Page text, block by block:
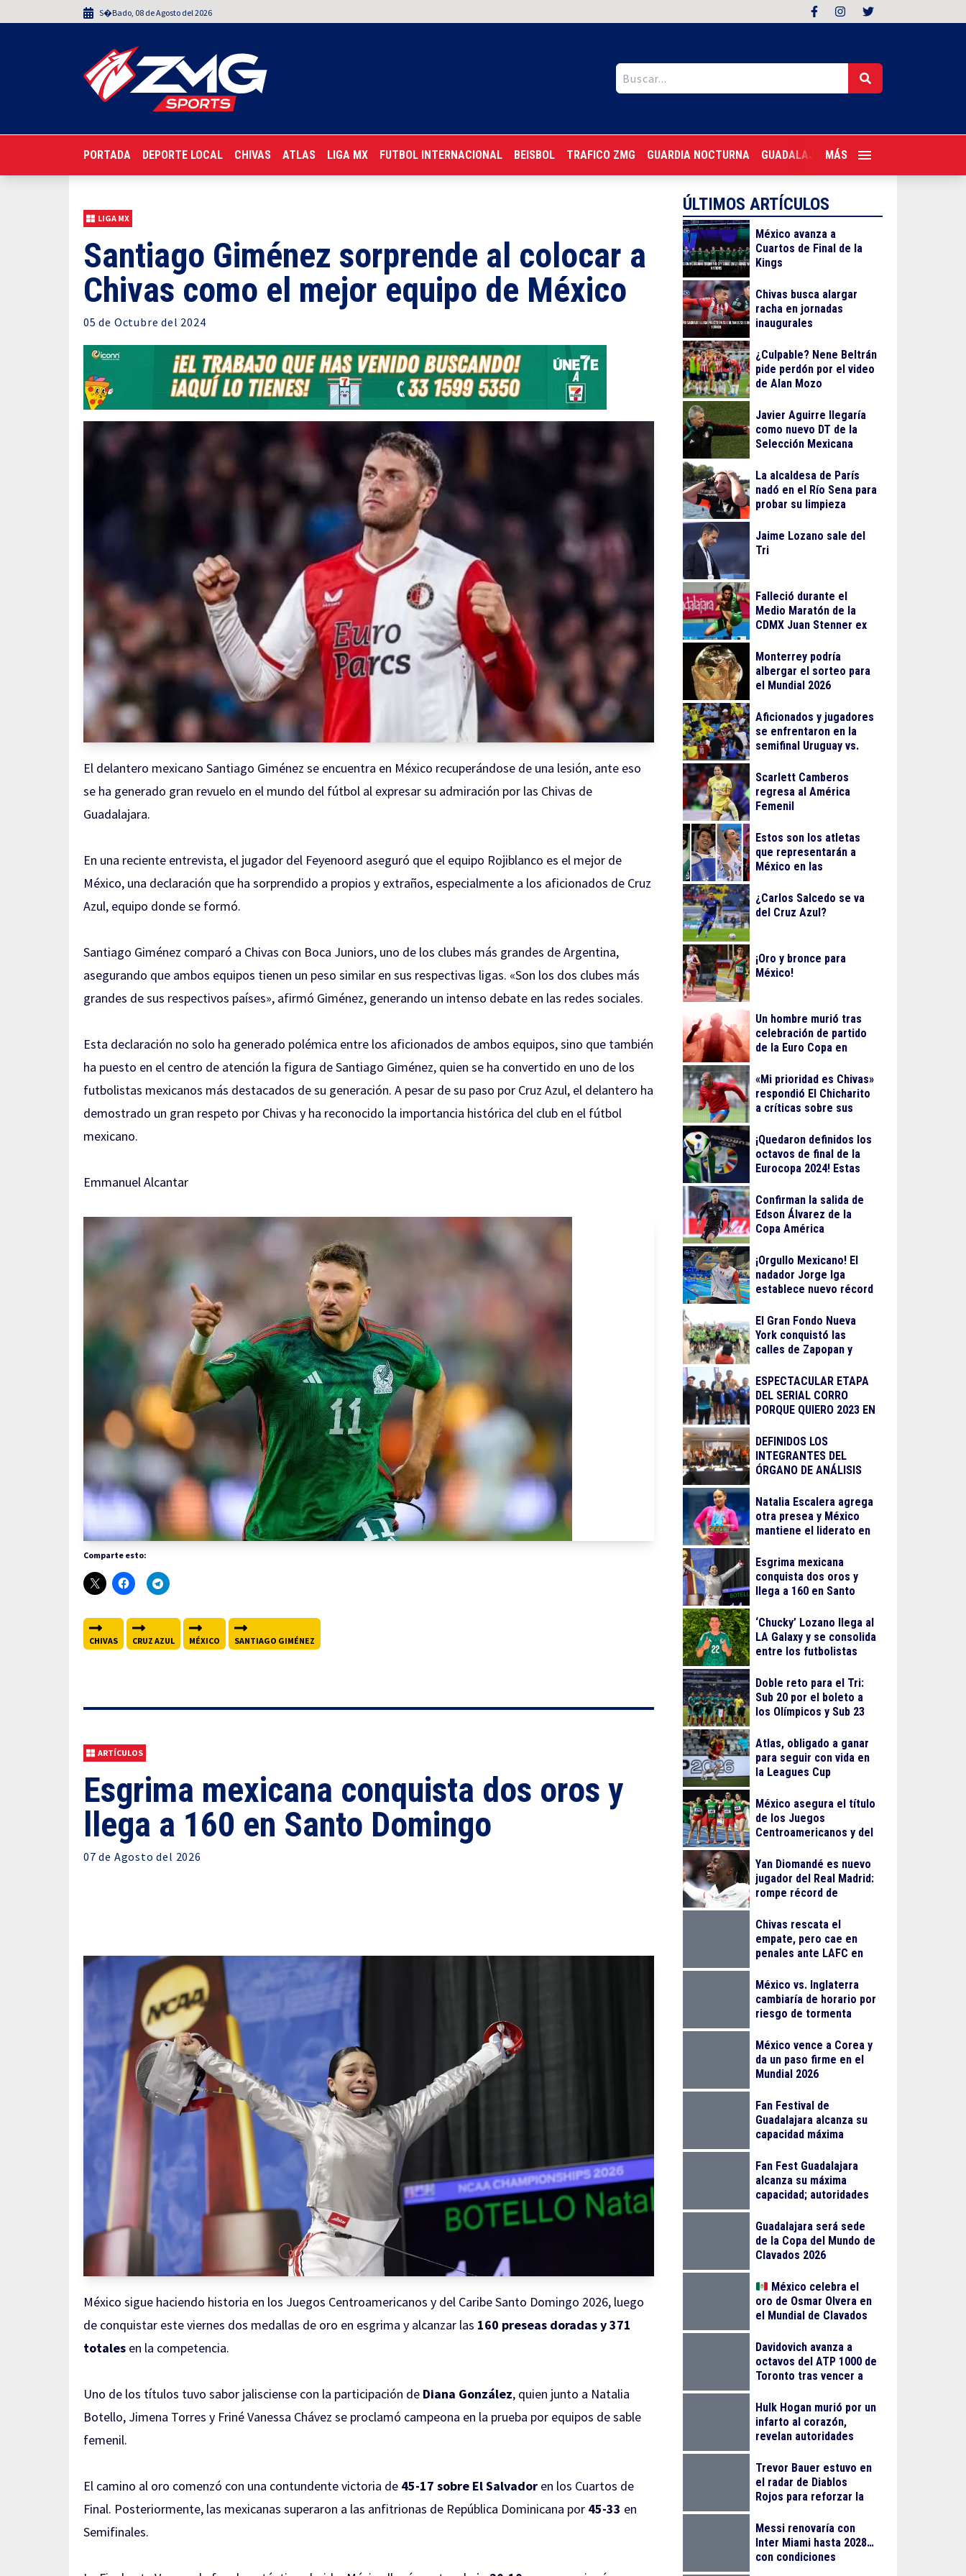
S�bado, 08 deAgosto del 2026
PORTADA DEPORTE LOCAL CHIVAS ATLAS LIGA MX FUTBOL INTERNACIONAL BEISBOL TRAFICO ZMG GUARDIA NOCTURNA GUADALAJARA FOLLOW
MÁS
LIGA MX
Santiago Giménez sorprende al colocar a
Chivas como el mejor equipo de México
05 de Octubre del 2024
El delantero mexicano Santiago Giménez se encuentra en México recuperándose de una lesión, ante eso
se ha generado gran revuelo en el mundo del fútbol al expresar su admiración por las Chivas de
Guadalajara.
En una reciente entrevista, el jugador del Feyenoord aseguró que el equipo Rojiblanco es el mejor de
México, una declaración que ha sorprendido a propios y extraños, especialmente a los aficionados de Cruz
Azul, equipo donde se formó.
Santiago Giménez comparó a Chivas con Boca Juniors, uno de los clubes más grandes de Argentina,
asegurando que ambos equipos tienen un peso similar en sus respectivas ligas. «Son los dos clubes más
grandes de sus respectivos países», afirmó Giménez, generando un intenso debate en las redes sociales.
Esta declaración no solo ha generado polémica entre los aficionados de ambos equipos, sino que también
ha puesto en el centro de atención la figura de Santiago Giménez, quien se ha convertido en uno de los
futbolistas mexicanos más destacados de su generación. A pesar de su paso por Cruz Azul, el delantero ha
demostrado un gran respeto por Chivas y ha reconocido la importancia histórica del club en el fútbol
mexicano.
Emmanuel Alcantar
Comparte esto:
CHIVAS CRUZ AZUL MÉXICO SANTIAGO GIMÉNEZ
ARTÍCULOS
Esgrima mexicana conquista dos oros y
llega a 160 en Santo Domingo
07 de Agosto del 2026
México sigue haciendo historia en los Juegos Centroamericanos y del Caribe Santo Domingo 2026, luego
de conquistar este viernes dos medallas de oro en esgrima y alcanzar las 160 preseas doradas y 371
totales en la competencia.
Uno de los títulos tuvo sabor jalisciense con la participación de Diana González, quien junto a Natalia
Botello, Jimena Torres y Friné Vanessa Chávez se proclamó campeona en la prueba por equipos de sable
femenil.
El camino al oro comenzó con una contundente victoria de 45-17 sobre El Salvador en los Cuartos de
Final. Posteriormente, las mexicanas superaron a las anfitrionas de República Dominicana por 45-33 en
Semifinales.
ÚLTIMOS ARTÍCULOS
México avanza a
Cuartos de Final de la
Kings
Chivas busca alargar
racha en jornadas
inaugurales
¿Culpable? Nene Beltrán
pide perdón por el video
de Alan Mozo
Javier Aguirre llegaría
como nuevo DT de la
Selección Mexicana
La alcaldesa de París
nadó en el Río Sena para
probar su limpieza
Jaime Lozano sale del
Tri
Falleció durante el
Medio Maratón de la
CDMX Juan Stenner ex
Monterrey podría
albergar el sorteo para
el Mundial 2026
Aficionados y jugadores
se enfrentaron en la
semifinal Uruguay vs.
Scarlett Camberos
regresa al América
Femenil
Estos son los atletas
que representarán a
México en las
¿Carlos Salcedo se va
del Cruz Azul?
¡Oro y bronce para
México!
Un hombre murió tras
celebración de partido
de la Euro Copa en
«Mi prioridad es Chivas»
respondió El Chicharito
a críticas sobre sus
¡Quedaron definidos los
octavos de final de la
Eurocopa 2024! Estas
Confirman la salida de
Edson Álvarez de la
Copa América
¡Orgullo Mexicano! El
nadador Jorge Iga
establece nuevo récord
El Gran Fondo Nueva
York conquistó las
calles de Zapopan y
ESPECTACULAR ETAPA
DEL SERIAL CORRO
PORQUE QUIERO 2023 EN
OBLATOS
DEFINIDOS LOS
INTEGRANTES DEL
ÓRGANO DE ANÁLISIS
RECONOCIMIENTO AL
MÉRITO DEPORTIVO
2023
Natalia Escalera agrega
otra presea y México
mantiene el liderato en
Esgrima mexicana
conquista dos oros y
llega a 160 en Santo
‘Chucky’ Lozano llega al
LA Galaxy y se consolida
entre los futbolistas
MLS
Doble reto para el Tri:
Sub 20 por el boleto a
los Olímpicos y Sub 23
Centroamericanos
Atlas, obligado a ganar
para seguir con vida en
la Leagues Cup
México asegura el título
de los Juegos
Centroamericanos y del
Yan Diomandé es nuevo
jugador del Real Madrid:
rompe récord de
Ronaldo
Chivas rescata el
empate, pero cae en
penales ante LAFC en
Cup
México vs. Inglaterra
cambiaría de horario por
riesgo de tormenta
México vence a Corea y
da un paso firme en el
Mundial 2026
Fan Festival de
Guadalajara alcanza su
capacidad máxima
Fan Fest Guadalajara
alcanza su máxima
capacidad; autoridades
Guadalajara será sede
de la Copa del Mundo de
Clavados 2026
México celebra el
oro de Osmar Olvera en
el Mundial de Clavados
Davidovich avanza a
octavos del ATP 1000 de
Toronto tras vencer a
Hulk Hogan murió por un
infarto al corazón,
revelan autoridades
Trevor Bauer estuvo en
el radar de Diablos
Rojos para reforzar la
Messi renovaría con
Inter Miami hasta 2028…
con condiciones